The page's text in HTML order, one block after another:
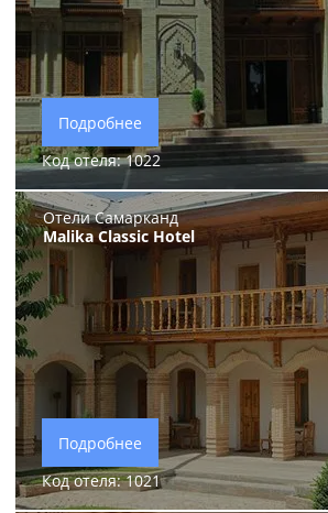
Подробнее
Код отеля: 1022
Отели Самарканд
Malika Classic Hotel
Подробнее
Код отеля: 1021